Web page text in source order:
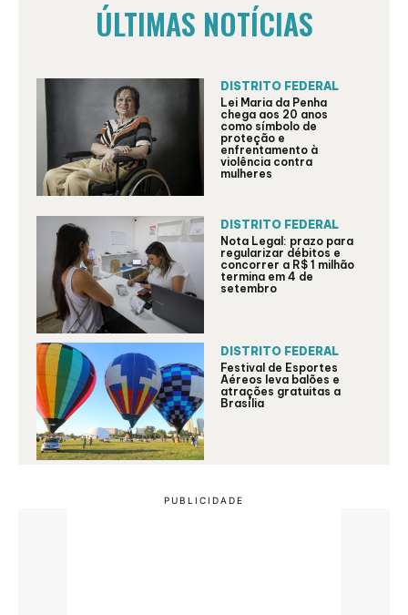
ÚLTIMAS NOTÍCIAS
DISTRITO FEDERAL
Lei Maria da Penha
chega aos 20 anos
como símbolo de
proteção e
enfrentamento à
violência contra
mulheres
DISTRITO FEDERAL
Nota Legal: prazo para
regularizar débitos e
concorrer a R$ 1 milhão
termina em 4 de
setembro
DISTRITO FEDERAL
Festival de Esportes
Aéreos leva balões e
atrações gratuitas a
Brasília